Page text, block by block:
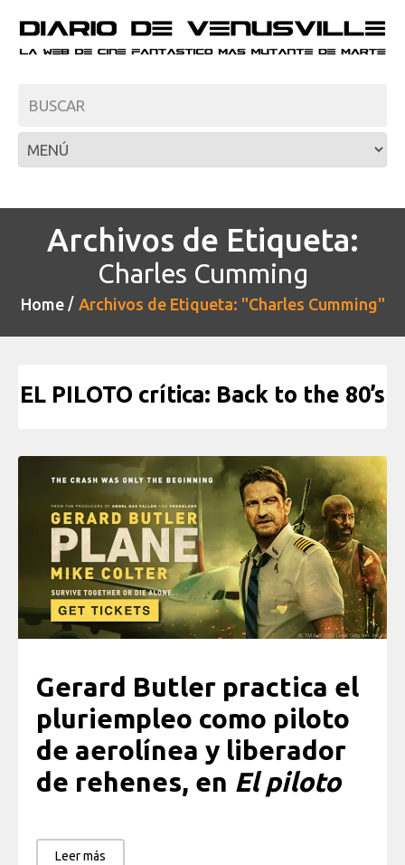
Archivos de Etiqueta:
Charles Cumming
Home Archivos de Etiqueta: "Charles Cumming"
EL PILOTO crítica: Back to the 80’s
Gerard Butler practica el
pluriempleo como piloto
de aerolínea y liberador
de rehenes, en El piloto
Leer más